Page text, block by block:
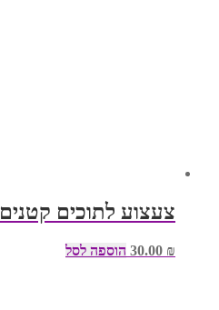
צעצוע לתוכים קטנים
₪ הוספה לסל